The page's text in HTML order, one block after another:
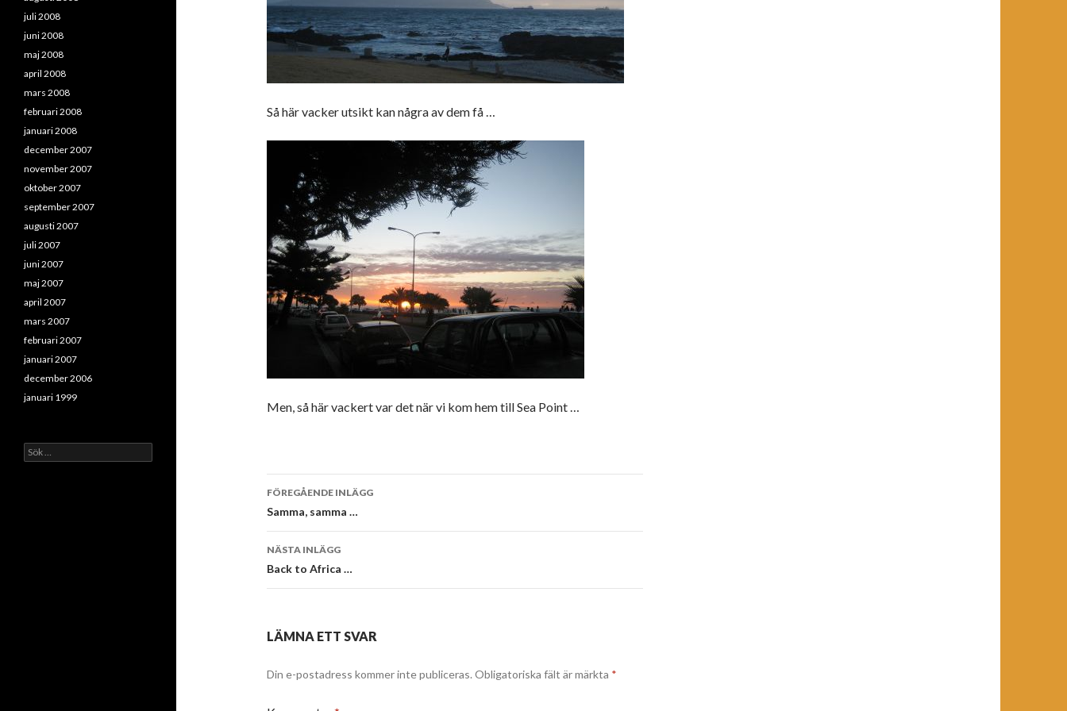
Så här vacker utsikt kan några av dem få …
Men, så här vackert var det när vi kom hem till Sea Point …
Inläggsnavigering
FÖREGÅENDE INLÄGG
Samma, samma …
NÄSTA INLÄGG
Back to Africa …
LÄMNA ETT SVAR
Din e-postadress kommer inte publiceras. Obligatoriska fält är märkta *
juli 2008
juni 2008
maj 2008
april 2008
mars 2008
februari 2008
januari 2008
december 2007
november 2007
oktober 2007
september 2007
augusti 2007
juli 2007
juni 2007
maj 2007
april 2007
mars 2007
februari 2007
januari 2007
december 2006
januari 1999
Sök
efter: